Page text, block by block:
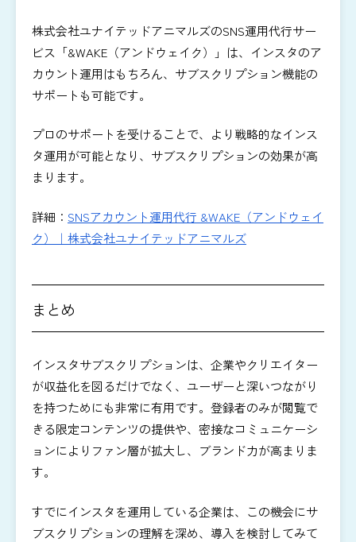
株式会社ユナイテッドアニマルズのSNS運用代行サー
ビス「&WAKE（アンドウェイク）」は、インスタのア
カウント運用はもちろん、サブスクリプション機能の
サポートも可能です。
プロのサポートを受けることで、より戦略的なインス
タ運用が可能となり、サブスクリプションの効果が高
まります。
詳細： SNSアカウント運用代行 &WAKE（アンドウェイ
ク）｜株式会社ユナイテッドアニマルズ
まとめ
インスタサブスクリプションは、企業やクリエイター
が収益化を図るだけでなく、ユーザーと深いつながり
を持つためにも非常に有用です。登録者のみが閲覧で
きる限定コンテンツの提供や、密接なコミュニケーシ
ョンによりファン層が拡大し、ブランド力が高まりま
す。
すでにインスタを運用している企業は、この機会にサ
ブスクリプションの理解を深め、導入を検討してみて